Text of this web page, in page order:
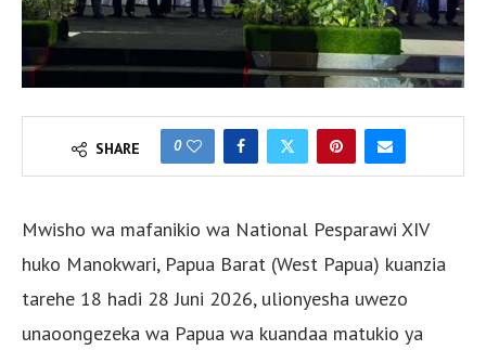
SHARE 0
Mwisho wa mafanikio wa National Pesparawi XIV
huko Manokwari, Papua Barat (West Papua) kuanzia
tarehe 18 hadi 28 Juni 2026, ulionyesha uwezo
unaoongezeka wa Papua wa kuandaa matukio ya